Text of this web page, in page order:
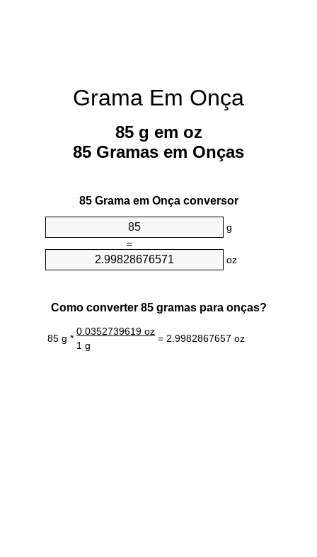
Grama Em Onça
85 g em oz
85 Gramas em Onças
85 Grama em Onça conversor
g
=
oz
Como converter 85 gramas para onças?
85 g *
0.0352739619 oz
= 2.9982867657 oz
1 g